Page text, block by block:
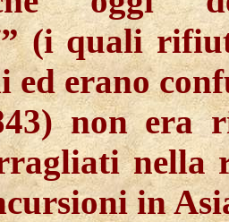
” (i quali
ed erano
non era
nella
in